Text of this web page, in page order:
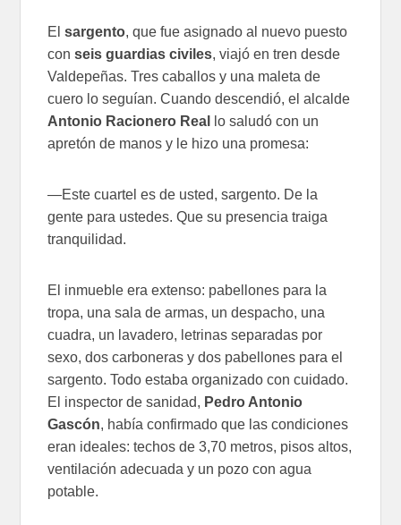
Elsargento, que fue asignado al nuevo puesto
conseis guardias civiles, viajó en tren desde
Valdepeñas. Tres caballos y una maleta de
cuero lo seguían. Cuando descendió, el alcalde
Antonio Racionero Real
lo saludó con un
apretón de manos y le hizo una promesa:
—Este cuartel es de usted, sargento. De la
gente para ustedes. Que su presencia traiga
tranquilidad.
El inmueble era extenso: pabellones para la
tropa, una sala de armas, un despacho, una
cuadra, un lavadero, letrinas separadas por
sexo, dos carboneras y dos pabellones para el
sargento. Todo estaba organizado con cuidado.
El inspector de sanidad, Pedro Antonio
Gascón, había confirmado que las condiciones
eran ideales: techos de 3,70 metros, pisos altos,
ventilación adecuada y un pozo con agua
potable.